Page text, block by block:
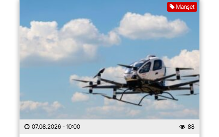
Manşet
07.08.2026 - 10:00 88